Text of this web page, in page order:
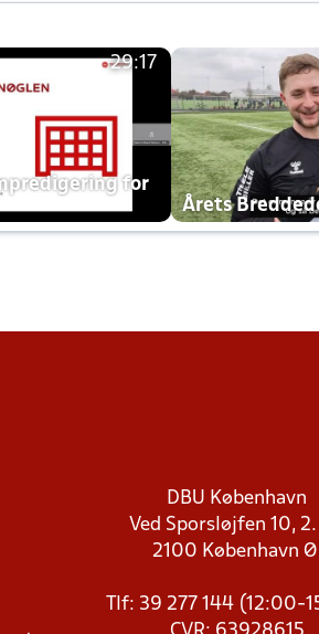
29:17
for
Årets
DBU København
Ved Sporsløjfen 10, 2.
2100 København Ø
Tlf: 39 277 144 (12:00-